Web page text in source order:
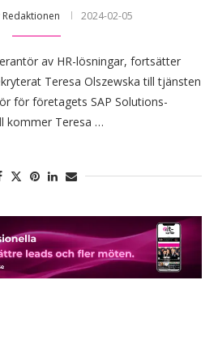
Redaktionen 2024-02-05
av HR-lösningar, fortsätter
Teresa Olszewska till tjänsten
för företagets SAP Solutions-
kommer Teresa …